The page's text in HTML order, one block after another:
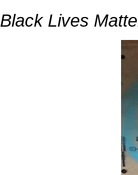
Black Lives